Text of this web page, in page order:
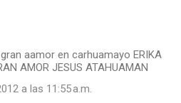
aamor en carhuamayo ERIKA
AMOR JESUS ATAHUAMAN
a las 11:55 a.m.